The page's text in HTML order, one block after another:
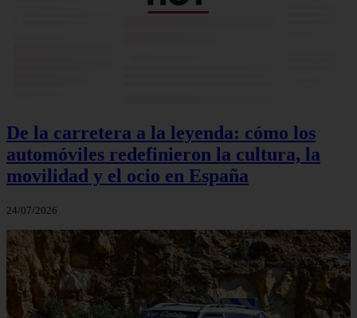
De la carretera a la leyenda: cómo los
automóviles redefinieron la cultura, la
movilidad y el ocio en España
24/07/2026